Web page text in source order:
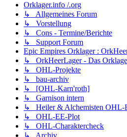
Orklager.info /.org
↳ Allgemeines Forum
↳ Vorstellung
↳ Cons - Termine/Berichte
↳ Support Forum
Epic Empires Orklager :
↳ OrkHeerLager - Das
↳ OHL-Projekte
↳ bau-archiv
↳ [OHL-Karn'roth]
↳ Garnison intern
↳ Heiler & Alchemisten OHL-
↳ OHL-EE-Plot
↳ OHL-Charaktercheck